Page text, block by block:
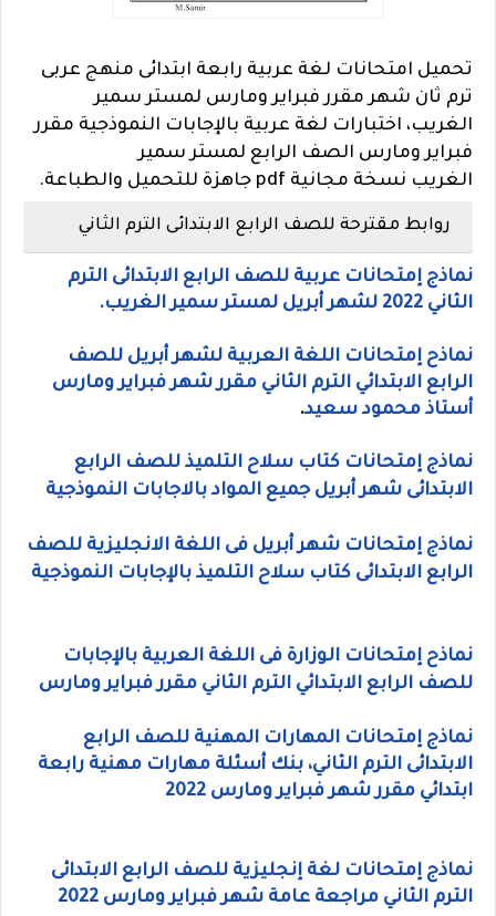
تحميل امتحانات لغة عربية رابعة ابتدائى منهج عربى
ترم ثان شهر مقرر فبراير ومارس لمستر سمير
الغريب، اختبارات لغة عربية بالإجابات النموذجية مقرر
فبراير ومارس الصف الرابع لمستر سمير
الغريب نسخة مجانية pdf جاهزة للتحميل والطباعة.
روابط مقترحة للصف الرابع الابتدائى الترم الثاني
نماذج إمتحانات عربية للصف الرابع الابتدائى الترم
الثاني 2022 لشهر أبريل لمستر سمير الغريب.
نماذح إمتحانات اللغة العربية لشهر أبريل للصف
الرابع الابتدائي الترم الثاني مقرر شهر فبراير ومارس
أستاذ محمود سعيد.
نماذج إمتحانات كتاب سلاح التلميذ للصف الرابع
الابتدائى شهر أبريل جميع المواد بالاجابات النموذجية
نماذج إمتحانات شهر أبريل فى اللغة الانجليزية للصف
الرابع الابتدائى كتاب سلاح التلميذ بالإجابات النموذجية
نماذح إمتحانات الوزارة فى اللغة العربية بالإجابات
للصف الرابع الابتدائي الترم الثاني مقرر فبراير ومارس
نماذج إمتحانات المهارات المهنية للصف الرابع
الابتدائى الترم الثاني، بنك أسئلة مهارات مهنية رابعة
ابتدائي مقرر شهر فبراير ومارس 2022
نماذج إمتحانات لغة إنجليزية للصف الرابع الابتدائى
الترم الثاني مراجعة عامة شهر فبراير ومارس 2022